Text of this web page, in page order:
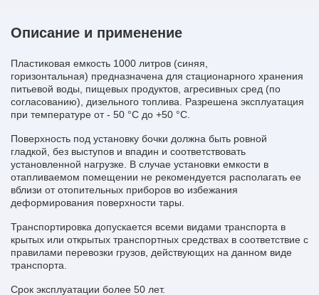
Описание и применение
Пластиковая емкость 1000 литров (синяя,
горизонтальная) предназначена для стационарного хранения
питьевой воды, пищевых продуктов, агресивных сред (по
согласованию), дизельного топлива. Разрешена эксплуатация
при температуре от - 50 °С до +50 °С.
Поверхность под установку бочки должна быть ровной
гладкой, без выступов и впадин и соответствовать
установленной нагрузке. В случае установки емкости в
отапливаемом помещении не рекомендуется располагать ее
вблизи от отопительных приборов во избежания
деформирования поверхности тары.
Транспортировка допускается всеми видами транспорта в
крытых или открытых транспортных средствах в соответствие с
правилами перевозки грузов, действующих на данном виде
транспорта.
Срок эксплуатации более 50 лет.